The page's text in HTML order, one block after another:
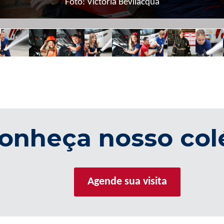
Foto: Victoria Bevilacqua
nosso
Agende sua visita